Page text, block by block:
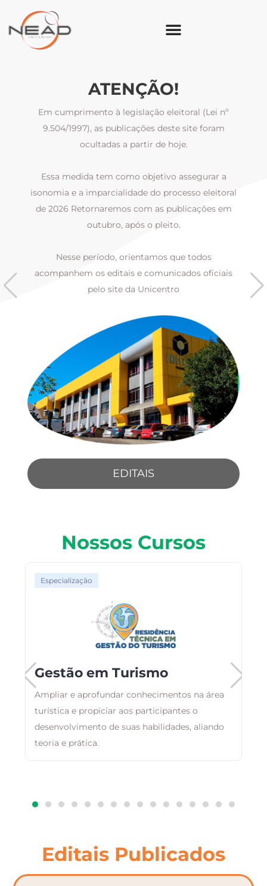
ATENÇÃO!
Em cumprimento à legislação eleitoral (Lei nº
9.504/1997), as publicações deste site foram
ocultadas a partir de hoje.
Essa medida tem como objetivo assegurar a
isonomia e a imparcialidade do processo eleitoral
de 2026 Retornaremos com as publicações em
outubro, após o pleito.
Nesse período, orientamos que todos
acompanhem os editais e comunicados oficiais
pelo site da Unicentro
EDITAIS
Nossos Cursos
Especialização
Gestão em Turismo
Ampliar e aprofundar conhecimentos na área
turística e propiciar aos participantes o
desenvolvimento de suas habilidades, aliando
teoria e prática.
Editais Publicados